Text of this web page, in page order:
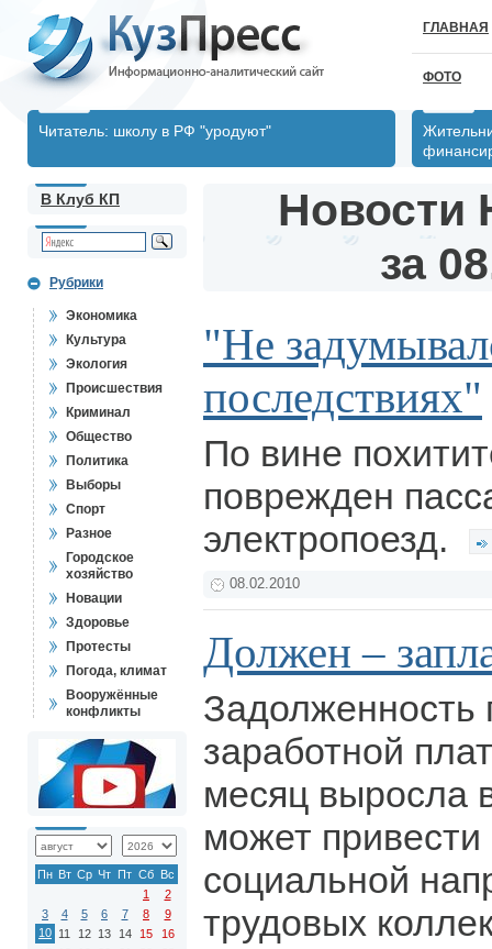
ГЛАВНАЯ
ФОТО
Читатель: школу в РФ "уродуют"
В Клуб КП
Рубрики
Экономика
Культура
Экология
Происшествия
Криминал
Общество
Политика
Выборы
Спорт
Разное
Городское
хозяйство
Новации
Здоровье
Протесты
Погода, климат
Вооружённые
конфликты
Пн Вт Ср Чт Пт Сб Вс
1
2
3
4 5 6 7 8
9
10 11 12 13 14 15
16
Новости
за
"Не
последствиях"
По вине
поврежден
электропоезд.
08.02.2010
Должен –
Задолженность
заработной
месяц выросла
может
социальной
трудовых